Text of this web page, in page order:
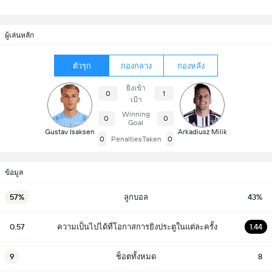
ผู้เล่นหลัก
ตัวรุก กองกลาง กองหลัง
Gustav Isaksen
0
ยิงเข้า
เป้า
1
0
Winning
Goal
0
0 PenaltiesTaken 0
Arkadiusz Milik
ข้อมูล
57% ลูกบอล 43%
0.57 ความเป็นไปได้ที่โอกาสการยิงประตูในแต่ละครั้ง 1.44
9 ช็อตทั้งหมด 8